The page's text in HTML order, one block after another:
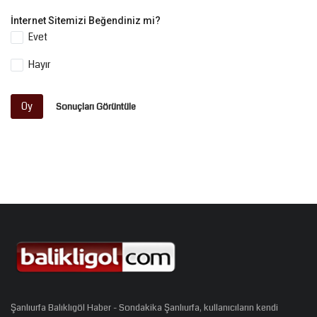
İnternet Sitemizi Beğendiniz mi?
Evet
Hayır
Oy Sonuçları Görüntüle
Şanlıurfa Balıklıgöl Haber - Sondakika Şanlıurfa, kullanıcıların kendi